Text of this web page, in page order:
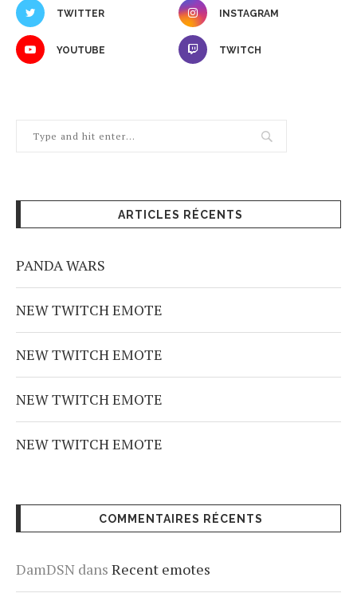
TWITTER INSTAGRAM
YOUTUBE TWITCH
ARTICLES RÉCENTS
PANDA WARS
NEW TWITCH EMOTE
NEW TWITCH EMOTE
NEW TWITCH EMOTE
NEW TWITCH EMOTE
COMMENTAIRES RÉCENTS
DamDSN dans Recent emotes